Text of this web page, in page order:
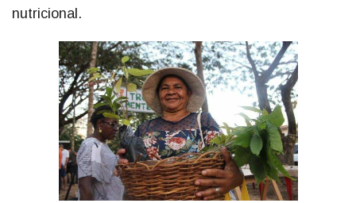
nutricional.